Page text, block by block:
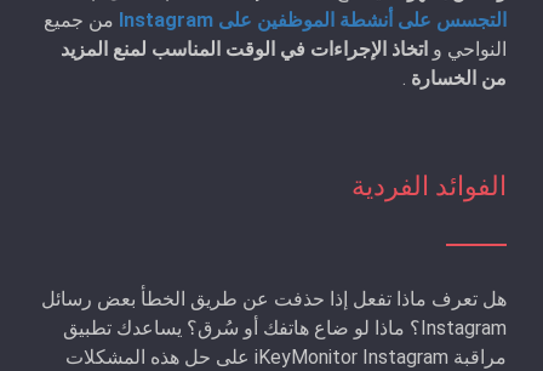
التجسس على أنشطة الموظفين على Instagram
من جميع
النواحي و اتخاذ الإجراءات في الوقت المناسب لمنع المزيد
من الخسارة .
الفوائد الفردية
هل تعرف ماذا تفعل إذا حذفت عن طريق الخطأ بعض رسائل
Instagram؟ ماذا لو ضاع هاتفك أو سُرق؟ يساعدك تطبيق
مراقبة iKeyMonitor Instagram على حل هذه المشكلات